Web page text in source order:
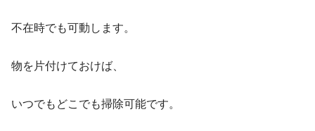
不在時でも可動します。
物を片付けておけば、
いつでもどこでも掃除可能です。